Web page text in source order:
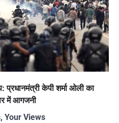
प्रधानमंत्री केपी शर्मा ओली का
में आगजनी
Your Views